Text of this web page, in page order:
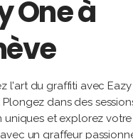
One à
l'art du graffiti avec
Plongez dans des
uniques et explorez votre
un graffeur